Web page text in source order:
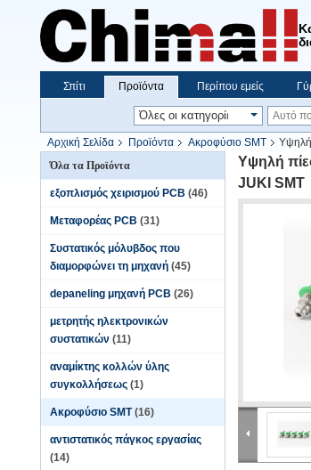
Σπίτι Προϊόντα Περίπου εμείς
Αρχική Σελίδα Προϊόντα Ακροφύσιο SMT
Υψηλή
Όλα τα Προϊόντα
εξοπλισμός χειρισμού PCB (46)
Μεταφορέας PCB (31)
Συστατικός μόλυβδος που
διαμορφώνει τη μηχανή (45)
depaneling μηχανή PCB (26)
μετρητής ηλεκτρονικών
συστατικών (11)
αναμίκτης κολλών ύλης
συγκολλήσεως (1)
Ακροφύσιο SMT (16)
αντιστατικός πάγκος εργασίας
(14)
Υψηλή
JUKI SMT